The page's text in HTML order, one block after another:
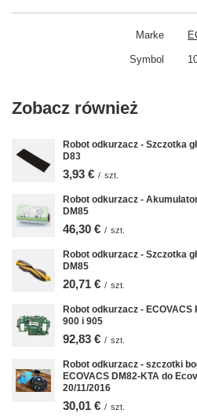
Marke
Symbol
Zobacz również
Robot odkurzacz - Szczotka
D83
3,93 € / szt.
Robot odkurzacz -
DM85
46,30 € / szt.
Robot odkurzacz - Szczotka
DM85
20,71 € / szt.
Robot odkurzacz - ECOVACS
900 i 905
92,83 € / szt.
Robot odkurzacz - szczotki
ECOVACS DM82-KTA do
20/11/2016
30,01 € / szt.